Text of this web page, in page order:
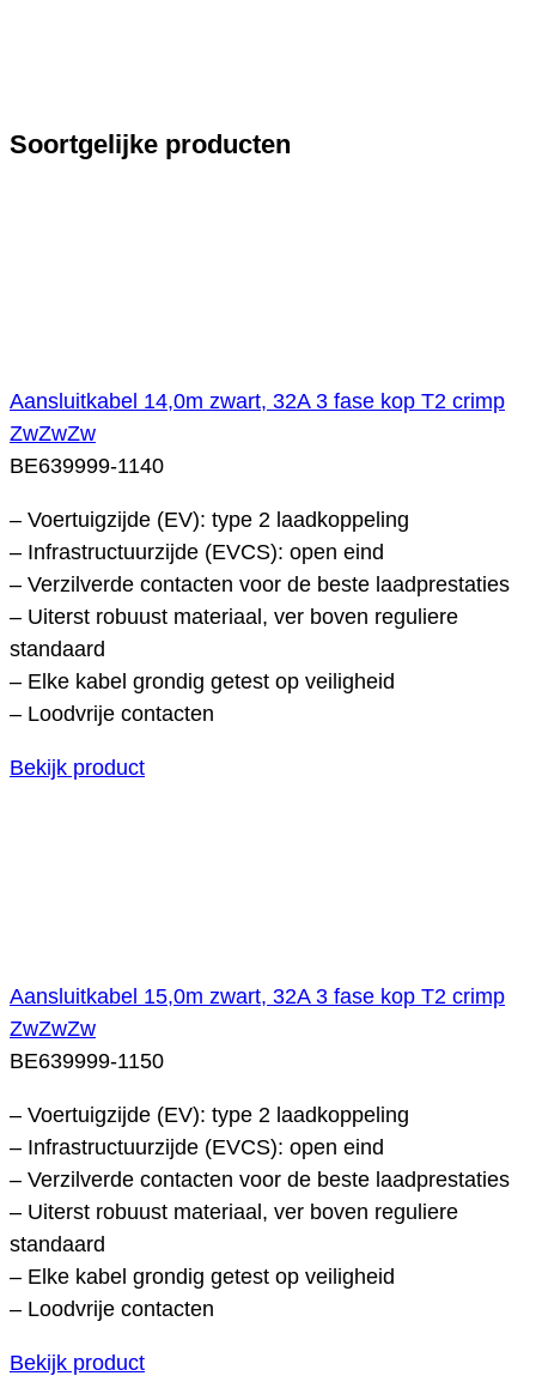
Soortgelijke producten
Aansluitkabel 14,0m zwart, 32A 3 fase kop T2 crimp
ZwZwZw
BE639999-1140
– Voertuigzijde (EV): type 2 laadkoppeling
– Infrastructuurzijde (EVCS): open eind
– Verzilverde contacten voor de beste laadprestaties
– Uiterst robuust materiaal, ver boven reguliere
standaard
– Elke kabel grondig getest op veiligheid
– Loodvrije contacten
Bekijk product
Aansluitkabel 15,0m zwart, 32A 3 fase kop T2 crimp
ZwZwZw
BE639999-1150
– Voertuigzijde (EV): type 2 laadkoppeling
– Infrastructuurzijde (EVCS): open eind
– Verzilverde contacten voor de beste laadprestaties
– Uiterst robuust materiaal, ver boven reguliere
standaard
– Elke kabel grondig getest op veiligheid
– Loodvrije contacten
Bekijk product